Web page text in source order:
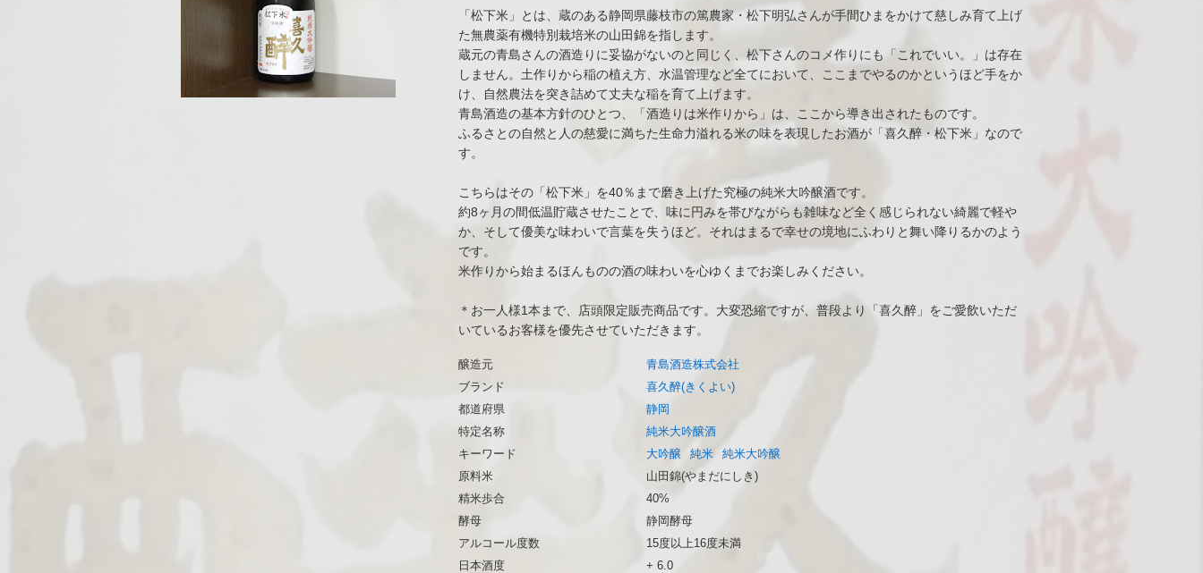
「松下米」とは、蔵のある静岡県藤枝市の篤農家・松下明弘さんが手間ひまをかけて慈しみ育て上げ
た無農薬有機特別栽培米の山田錦を指します。
蔵元の青島さんの酒造りに妥協がないのと同じく、松下さんのコメ作りにも「これでいい。」は存在
しません。土作りから稲の植え方、水温管理など全てにおいて、ここまでやるのかというほど手をか
け、自然農法を突き詰めて丈夫な稲を育て上げます。
青島酒造の基本方針のひとつ、「酒造りは米作りから」は、ここから導き出されたものです。
ふるさとの自然と人の慈愛に満ちた生命力溢れる米の味を表現したお酒が「喜久醉・松下米」なので
す。
こちらはその「松下米」を40％まで磨き上げた究極の純米大吟醸酒です。
約8ヶ月の間低温貯蔵させたことで、味に円みを帯びながらも雑味など全く感じられない綺麗で軽や
か、そして優美な味わいで言葉を失うほど。それはまるで幸せの境地にふわりと舞い降りるかのよう
です。
米作りから始まるほんものの酒の味わいを心ゆくまでお楽しみください。
＊お一人様1本まで、店頭限定販売商品です。大変恐縮ですが、普段より「喜久醉」をご愛飲いただ
いているお客様を優先させていただきます。
醸造元
青島酒造株式会社
ブランド
喜久醉(きくよい)
都道府県
静岡
特定名称
純米大吟醸酒
キーワード
大吟醸 純米
純米大吟醸
原料米
山田錦(やまだにしき)
精米歩合
40%
酵母
静岡酵母
アルコール度数
15度以上16度未満
日本酒度
+ 6.0